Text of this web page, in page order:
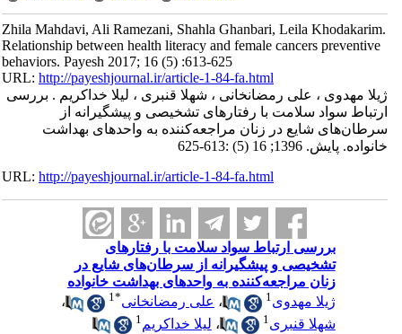
Zhila Mahdavi, Ali Ramezani, Shahla Ghanbari, Leila Khodakarim.
Relationship between health literacy and female cancers preventive
behaviors. Payesh 2017; 16 (5) :613-625
URL:http://payeshjournal.ir/article-1-84-fa.html
ژیلا مهدوی ، علی رمضانخانی ، شهلا قنبری ، لیلا خداکریم . بررسی
ارتباط سواد سلامت با رفتارهای تشخیصی و پیشگیرانه از
سرطان‌های شایع در زنان مراجعه‌کننده به واحدهای بهداشت
خانواده. پایش. 1396; 16 (5) :613-625
URL:http://payeshjournal.ir/article-1-84-fa.html
بررسی ارتباط سواد سلامت با رفتارهای
تشخیصی و پیشگیرانه از سرطان‌های شایع در
زنان مراجعه‌کننده به واحدهای بهداشت خانواده
ژیلا مهدوی1 ،علی رمضانخانی 1
،
شهلا قنبری
،لیلا خداکریم